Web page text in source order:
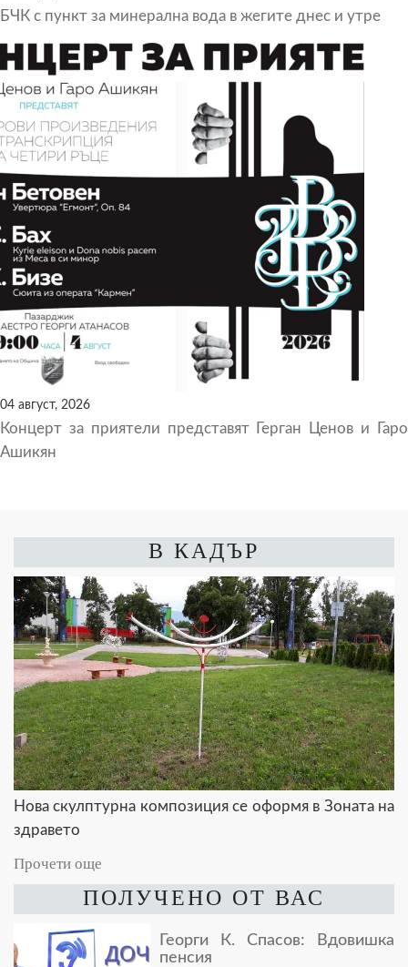
БЧК с пункт за минерална вода в жегите днес и утре
04 август, 2026
Концерт за приятели представят Герган Ценов и Гаро
Ашикян
В КАДЪР
Нова скулптурна композиция се оформя в Зоната на
здравето
Прочети още
ПОЛУЧЕНО ОТ ВАС
Георги К. Спасов: Вдовишка
пенсия